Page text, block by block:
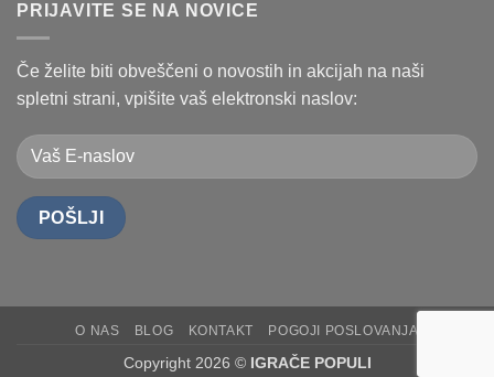
PRIJAVITE SE NA NOVICE
Če želite biti obveščeni o novostih in akcijah na naši
spletni strani, vpišite vaš elektronski naslov:
O NAS BLOG KONTAKT POGOJI POSLOVANJA
Copyright 2026 © IGRAČE POPULI